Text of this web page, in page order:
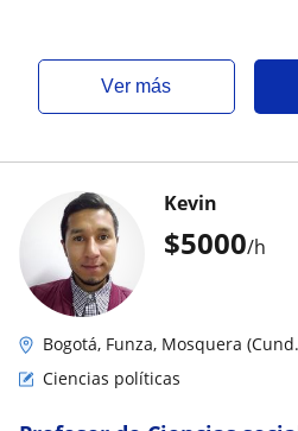
ver más
$5000/h
Kevin
Bogotá, Funza, Mosquera
Ciencias políticas